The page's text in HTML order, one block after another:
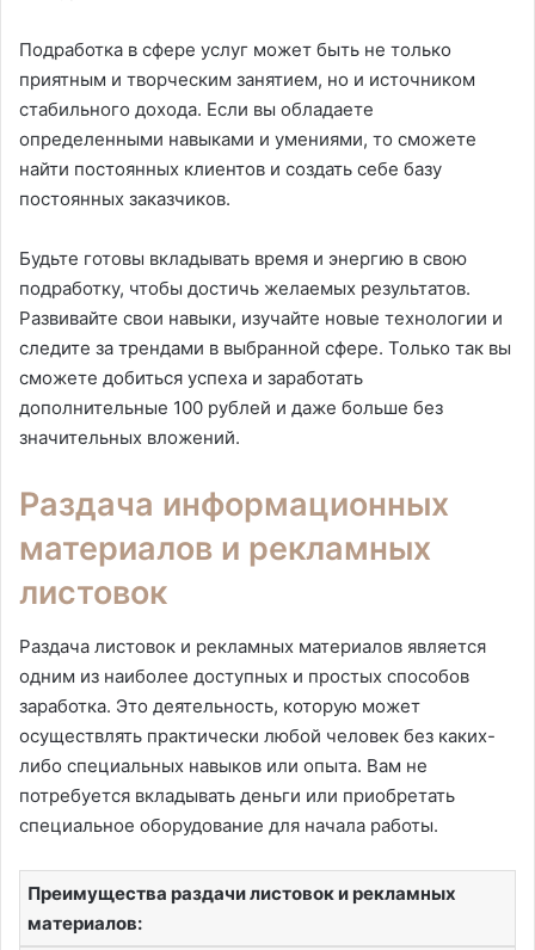
Подработка в сфере услуг может быть не только
приятным и творческим занятием, но и источником
стабильного дохода. Если вы обладаете
определенными навыками и умениями, то сможете
найти постоянных клиентов и создать себе базу
постоянных заказчиков.
Будьте готовы вкладывать время и энергию в свою
подработку, чтобы достичь желаемых результатов.
Развивайте свои навыки, изучайте новые технологии и
следите за трендами в выбранной сфере. Только так вы
сможете добиться успеха и заработать
дополнительные 100 рублей и даже больше без
значительных вложений.
Раздача информационных
материалов и рекламных
листовок
Раздача листовок и рекламных материалов является
одним из наиболее доступных и простых способов
заработка. Это деятельность, которую может
осуществлять практически любой человек без каких-
либо специальных навыков или опыта. Вам не
потребуется вкладывать деньги или приобретать
специальное оборудование для начала работы.
Преимущества раздачи листовок и рекламных
материалов: